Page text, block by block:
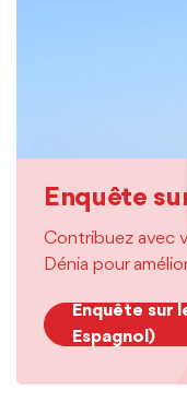
Enquête
Contribuez avec
Dénia pour
Enquête sur
Espagnol)